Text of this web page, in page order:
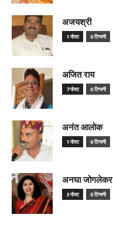
अजयश्री
1 पोस्ट 0 टिप्पणी
अजित राय
7 पोस्ट 0 टिप्पणी
अनंत आलोक
1 पोस्ट 0 टिप्पणी
अनघा जोगलेकर
3 पोस्ट 0 टिप्पणी